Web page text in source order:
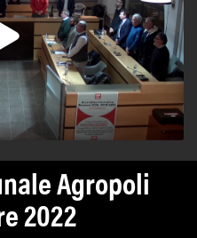
Agropoli
2022